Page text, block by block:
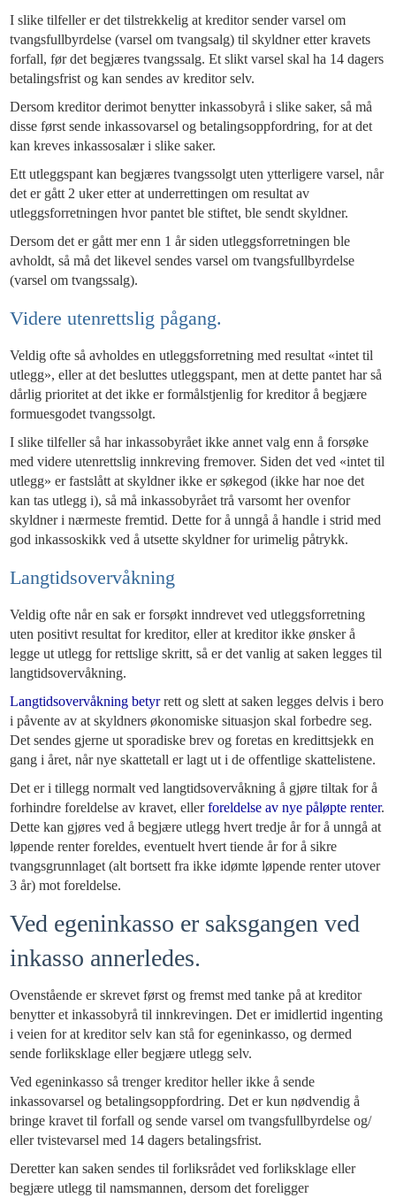
I slike tilfeller er det tilstrekkelig at kreditor sender varsel om
tvangsfullbyrdelse (varsel om tvangsalg) til skyldner etter kravets
forfall, før det begjæres tvangssalg. Et slikt varsel skal ha 14 dagers
betalingsfrist og kan sendes av kreditor selv.
Dersom kreditor derimot benytter inkassobyrå i slike saker, så må
disse først sende inkassovarsel og betalingsoppfordring, for at det
kan kreves inkassosalær i slike saker.
Ett utleggspant kan begjæres tvangssolgt uten ytterligere varsel, når
det er gått 2 uker etter at underrettingen om resultat av
utleggsforretningen hvor pantet ble stiftet, ble sendt skyldner.
Dersom det er gått mer enn 1 år siden utleggsforretningen ble
avholdt, så må det likevel sendes varsel om tvangsfullbyrdelse
(varsel om tvangssalg).
Videre utenrettslig pågang.
Veldig ofte så avholdes en utleggsforretning med resultat «intet til
utlegg», eller at det besluttes utleggspant, men at dette pantet har så
dårlig prioritet at det ikke er formålstjenlig for kreditor å begjære
formuesgodet tvangssolgt.
I slike tilfeller så har inkassobyrået ikke annet valg enn å forsøke
med videre utenrettslig innkreving fremover. Siden det ved «intet til
utlegg» er fastslått at skyldner ikke er søkegod (ikke har noe det
kan tas utlegg i), så må inkassobyrået trå varsomt her ovenfor
skyldner i nærmeste fremtid. Dette for å unngå å handle i strid med
god inkassoskikk ved å utsette skyldner for urimelig påtrykk.
Langtidsovervåkning
Veldig ofte når en sak er forsøkt inndrevet ved utleggsforretning
uten positivt resultat for kreditor, eller at kreditor ikke ønsker å
legge ut utlegg for rettslige skritt, så er det vanlig at saken legges til
langtidsovervåkning.
Langtidsovervåkning betyrrett og slett at saken legges delvis i bero
i påvente av at skyldners økonomiske situasjon skal forbedre seg.
Det sendes gjerne ut sporadiske brev og foretas en kredittsjekk en
gang i året, når nye skattetall er lagt ut i de offentlige skattelistene.
Det er i tillegg normalt ved langtidsovervåkning å gjøre tiltak for å
forhindre foreldelse av kravet, ellerforeldelse av nye påløpte renter.
Dette kan gjøres ved å begjære utlegg hvert tredje år for å unngå at
løpende renter foreldes, eventuelt hvert tiende år for å sikre
tvangsgrunnlaget (alt bortsett fra ikke idømte løpende renter utover
3 år) mot foreldelse.
Ved egeninkasso er saksgangen ved
inkasso annerledes.
Ovenstående er skrevet først og fremst med tanke på at kreditor
benytter et inkassobyrå til innkrevingen. Det er imidlertid ingenting
i veien for at kreditor selv kan stå for egeninkasso, og dermed
sende forliksklage eller begjære utlegg selv.
Ved egeninkasso så trenger kreditor heller ikke å sende
inkassovarsel og betalingsoppfordring. Det er kun nødvendig å
bringe kravet til forfall og sende varsel om tvangsfullbyrdelse og/
eller tvistevarsel med 14 dagers betalingsfrist.
Deretter kan saken sendes til forliksrådet ved forliksklage eller
begjære utlegg til namsmannen, dersom det foreligger